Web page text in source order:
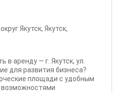
Якутск, Якутск,
аренду — г. Якутск, ул.
для развития бизнеса?
площади с удобным